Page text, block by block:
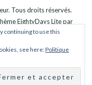
. Tous droits réservés.
EightyDays Litepar
continuing to use this
see here:Politique